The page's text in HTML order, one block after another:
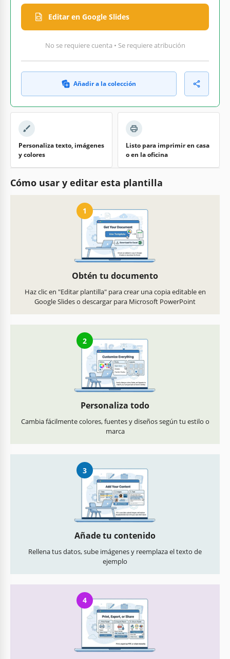
Editar en Google Slides
No se requiere cuenta • Se requiere atribución
Añadir a la colección
Personaliza texto, imágenes
y colores
Listo para imprimir en casa
o en la oficina
Cómo usar y editar esta plantilla
1
Obtén tu documento
Haz clic en "Editar plantilla" para crear una copia editable en
Google Slides o descargar para Microsoft PowerPoint
2
Personaliza todo
Cambia fácilmente colores, fuentes y diseños según tu estilo o
marca
3
Añade tu contenido
Rellena tus datos, sube imágenes y reemplaza el texto de
ejemplo
4